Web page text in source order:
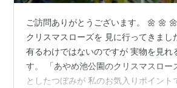
ご訪問ありがとうございます。 🌼 🌼
クリスマスローズを 見に行ってきまし
有るわけではないのですが 実物を見れ
す。 「あやめ池公園のクリスマスロー
としたつぼみが 私のお気入りポイン